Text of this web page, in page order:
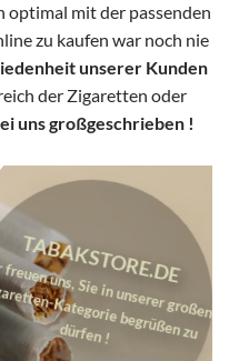
optimal mit der passenden
zu kaufen war noch nie
unserer Kunden
der Zigaretten oder
uns großgeschrieben !
TABAKSTORE.DE
uns, Sie in unserer großen
Kategorie begrüßen zu
dürfen !